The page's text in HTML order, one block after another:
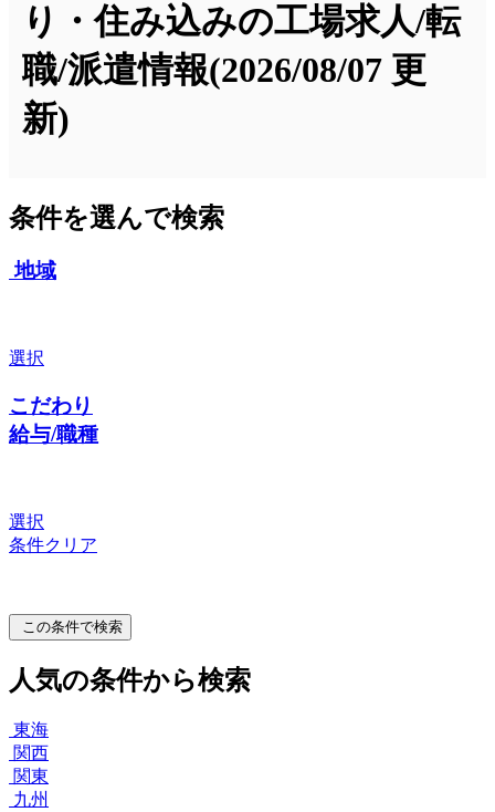
り・住み込みの工場求人/転
職/派遣情報(2026/08/07 更
新)
条件を選んで検索
地域
選択
こだわり
給与/職種
選択
条件クリア
この条件で検索
人気の条件から検索
東海
関西
関東
九州